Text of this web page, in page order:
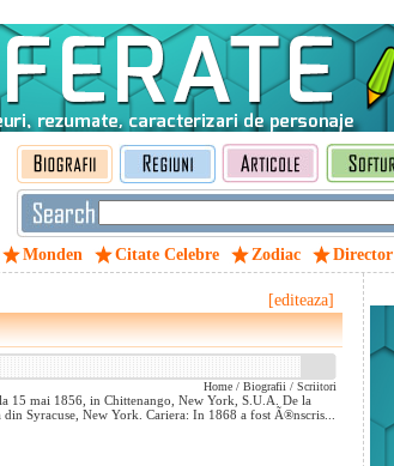
Monden Citate Celebre Zodiac Director
[editeaza]
Home / Biografii / Scriitori
15 mai 1856, in Chittenango, New York, S.U.A. De la
Syracuse, New York. Cariera: In 1868 a fost Ã®nscris...